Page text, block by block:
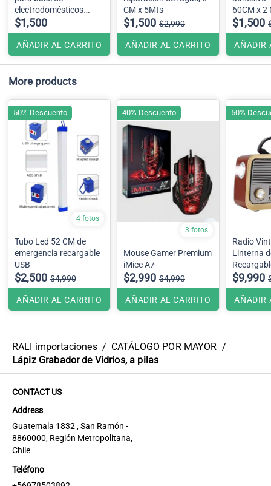
electrodomésticos
grades
$1,500
AÑADIR AL CARRITO
CM x 5Mts
$1,500 $2,990
AÑADIR AL CARRITO
60CM x 2
$1,500
AÑADIR
More products
4 fotos
Tubo Led 52 CM de
emergencia recargable
USB
$2,500 $4,990
AÑADIR AL CARRITO
50% Descuento
3 fotos
Mouse Gamer Premium
iMice A7
$2,990 $4,990
AÑADIR AL CARRITO
40% Descuento
Radio
Linterna
con FM,
Bluetooth
$9,990
AÑADIR
50%
RALI importaciones / CATÁLOGO POR MAYOR /
Lápiz Grabador de Vidrios, a pilas
CONTACT US
Address
Guatemala 1832 , San Ramón -
8860000, Región Metropolitana,
Chile
Teléfono